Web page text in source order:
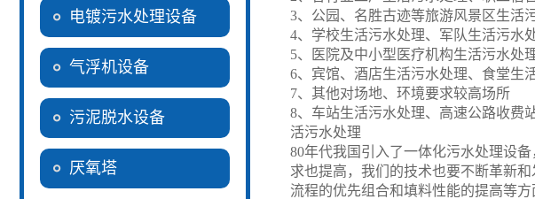
电镀污水处理设备
气浮机设备
污泥脱水设备
厌氧塔
3、公园、名胜古迹等旅游风景区生活
4、学校生活污水处理、军队生活污水
5、医院及中小型医疗机构生活污水处
6、宾馆、酒店生活污水处理、食堂生
7、其他对场地、环境要求较高场所
8、车站生活污水处理、高速公路收费
活污水处理
80年代我国引入了一体化污水处理设
求也提高，我们的技术也要不断革新
流程的优先组合和填料性能的提高等